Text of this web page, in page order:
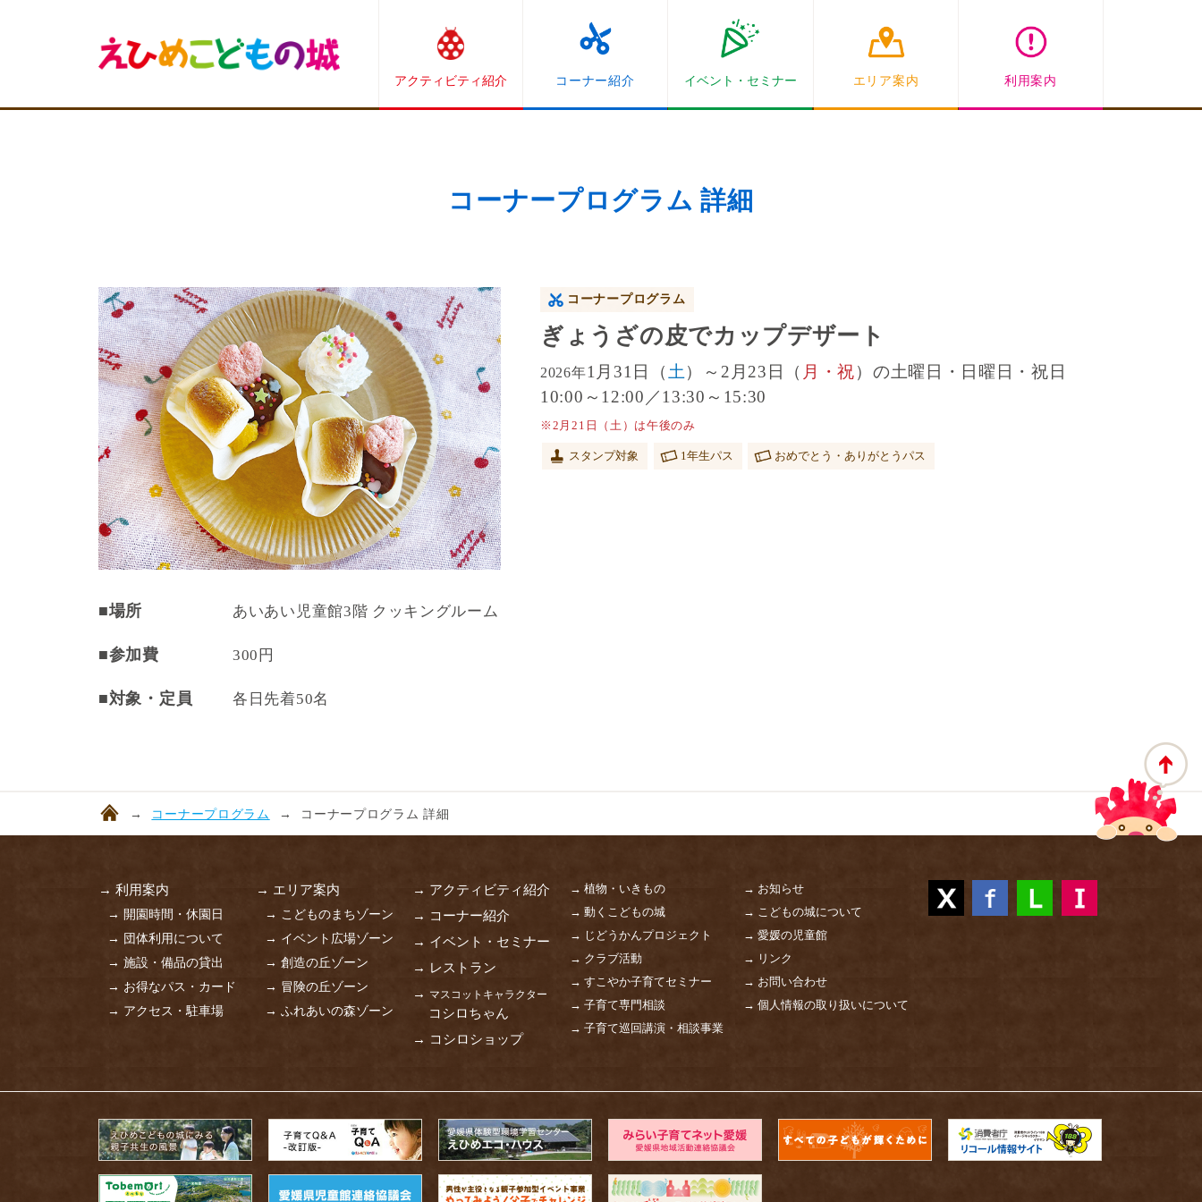
アクティビティ紹介 コーナー紹介 イベント・ セミナー エリア案内 利用案内
コーナープログラム 詳細
コーナープログラム
ぎょうざの皮でカップデザート
2026年1月31日（ 土 ）～2月23日（ 月・祝）の土曜日・日曜日・祝日
10:00～12:00／13:30～15:30
※2月21日（土）は午後のみ
スタンプ対象 1年生パス おめでとう・ありがとうパス
■場所 あいあい児童館3階 クッキングルーム
■参加費 300円
■対象・定員 各日先着50名
コーナープログラム コーナープログラム 詳細
→ 利用案内
→ 開園時間・休園日
→ 団体利用について
→ 施設・備品の貸出
→ お得なパス・カード
→ アクセス・駐車場
→ エリア案内
→ こどものまちゾーン
→ イベント広場ゾーン
→ 創造の丘ゾーン
→ 冒険の丘ゾーン
→ ふれあいの森ゾーン
→ アクティビティ紹介
→ コーナー紹介
→ イベント・セミナー
→ レストラン
→ マスコットキャラクター
コシロちゃん
→ コシロショップ
→ 植物・いきもの
→ 動くこどもの城
→ じどうかんプロジェクト
→ クラブ活動
→ すこやか子育てセミナー
→ 子育て専門相談
→ 子育て巡回講演・相談事業
→ お知らせ
→ こどもの城について
→ 愛媛の児童館
→ リンク
→ お問い合わせ
→ 個人情報の取り扱いについて